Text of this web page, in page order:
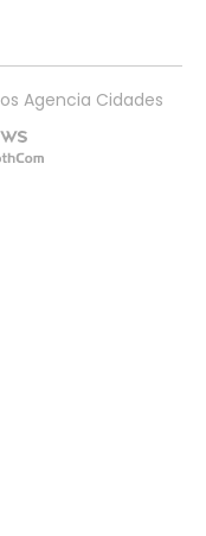
Agencia Cidades